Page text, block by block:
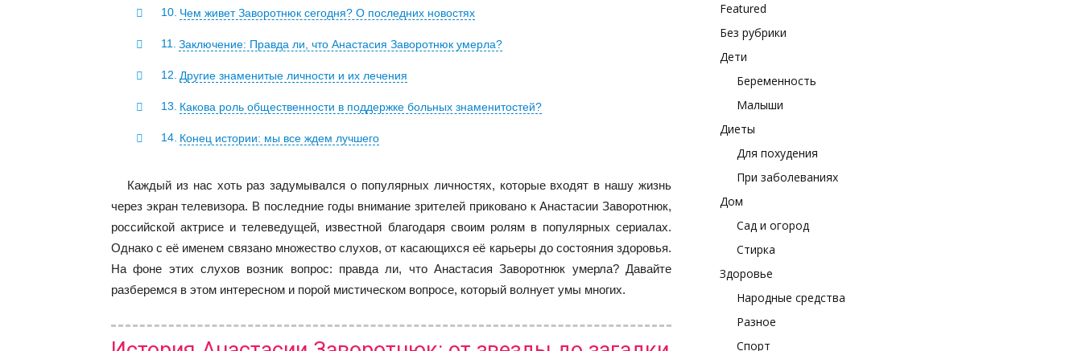
Чем живет Заворотнюк сегодня? О последних новостях
Заключение: Правда ли, что Анастасия Заворотнюк умерла?
Другие знаменитые личности и их лечения
Какова роль общественности в поддержке больных знаменитостей?
Конец истории: мы все ждем лучшего
Каждый из нас хоть раз задумывался о популярных личностях, которые входят в нашу жизнь
через экран телевизора. В последние годы внимание зрителей приковано к Анастасии Заворотнюк,
российской актрисе и телеведущей, известной благодаря своим ролям в популярных сериалах.
Однако с её именем связано множество слухов, от касающихся её карьеры до состояния здоровья.
На фоне этих слухов возник вопрос: правда ли, что Анастасия Заворотнюк умерла? Давайте
разберемся в этом интересном и порой мистическом вопросе, который волнует умы многих.
Featured
Без рубрики
Дети
Беременность
Малыши
Диеты
Для похудения
При заболеваниях
Дом
Сад и огород
Стирка
Здоровье
Народные средства
Разное
Спорт